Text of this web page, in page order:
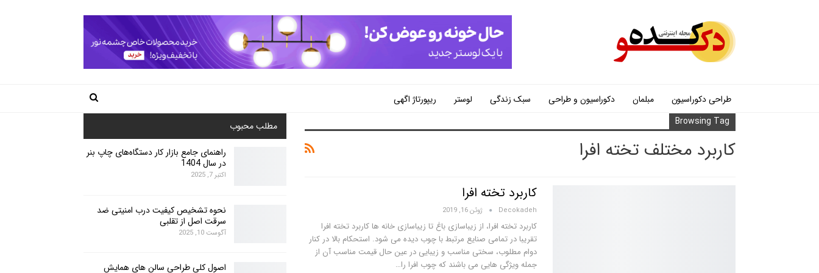
طراحی دکوراسیون مبلمان دکوراسیون و طراحی سبک زندگی لوستر
ریپورتاژ اگهی
Browsing Tag
کاربرد مختلف تخته افرا
کاربرد تخته افرا
Decokadeh ژوئن 16, 2019
کاربرد تخته افرا، از زیباسازی باغ تا زیباسازی خانه ها کاربرد تخته افرا
تقریبا در تمامی صنایع مرتبط با چوب دیده می شود. استحکام بالا در کنار
دوام مطلوب، سختی مناسب و زیبایی در عین حال قیمت مناسب آن از
جمله ویژگی هایی می باشند که چوب افرا را…
مطلب محبوب
راهنمای جامع بازار کار دستگاه‌های چاپ بنر
در سال 1404
اکتبر 7, 2025
نحوه تشخیص کیفیت درب امنیتی ضد
سرقت اصل از تقلبی
آگوست 10, 2025
اصول کلی طراحی سالن های همایش